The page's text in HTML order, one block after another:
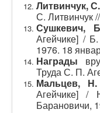
Литвинчук, С.
С. Литвинчук
Сушкевич,
Агейчике] /
1976. 18
Награды
Труда С. П.
Мальцев, Н.
Агейчике] /
Барановичи,